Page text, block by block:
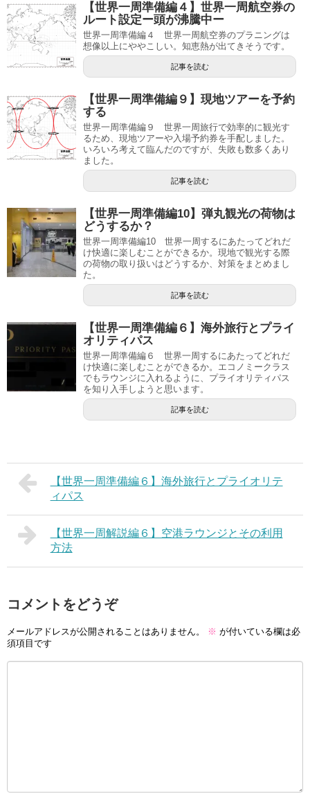
【世界一周準備編４】世界一周航空券の
ルート設定ー頭が沸騰中ー
世界一周準備編４ 世界一周航空券のプラニングは
想像以上にややこしい。知恵熱が出てきそうです。
記事を読む
【世界一周準備編９】現地ツアーを予約
する
世界一周準備編９ 世界一周旅行で効率的に観光す
るため、現地ツアーや入場予約券を手配しました。
いろいろ考えて臨んだのですが、失敗も数多くあり
ました。
記事を読む
【世界一周準備編10】弾丸観光の荷物は
どうするか？
世界一周準備編10 世界一周するにあたってどれだ
け快適に楽しむことができるか。現地で観光する際
の荷物の取り扱いはどうするか、対策をまとめまし
た。
記事を読む
【世界一周準備編６】海外旅行とプライ
オリティパス
世界一周準備編６ 世界一周するにあたってどれだ
け快適に楽しむことができるか。エコノミークラス
でもラウンジに入れるように、プライオリティパス
を知り入手しようと思います。
記事を読む
【世界一周準備編６】海外旅行とプライオリテ
ィパス
【世界一周解説編６】空港ラウンジとその利用
方法
コメントをどうぞ
メールアドレスが公開されることはありません。 ※ が付いている欄は必
須項目です